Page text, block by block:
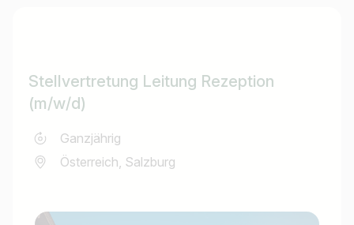
Stellvertretung Leitung Rezeption
(m/w/d)
Ganzjährig
Österreich, Salzburg